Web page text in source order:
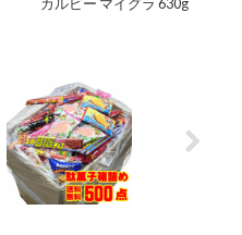
カルビー マイグラ 630g